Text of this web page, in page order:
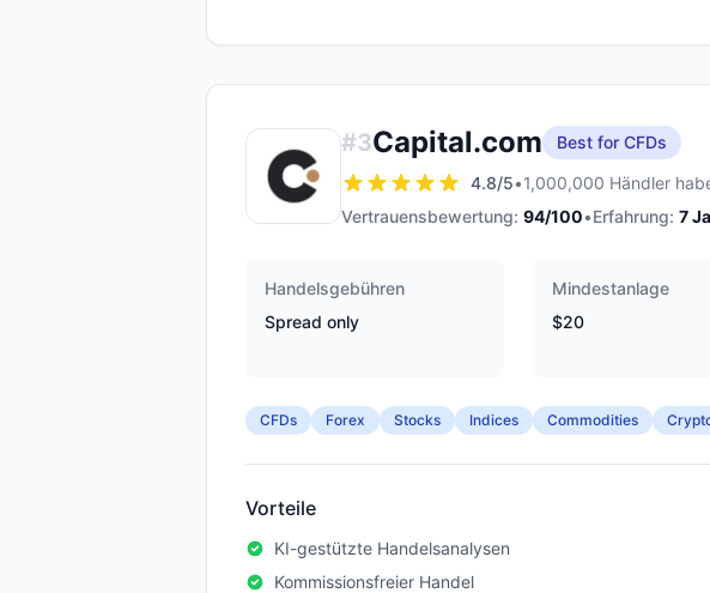
#3Capital.com
Best for CFDs
4.8/5•1,000,000 Händler
Vertrauensbewertung: 94/100•Erfahrung: 7
Handelsgebühren
Spread only
Mindestanlage
$20
CFDs Forex Stocks Indices Commodities
Vorteile
KI-gestützte Handelsanalysen
Kommissionsfreier Handel